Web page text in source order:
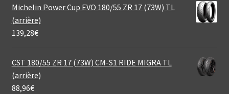
Michelin Power Cup EVO 180/55 ZR 17 (73W) TL
(arrière)
139,28€
CST 180/55 ZR 17 (73W) CM-S1 RIDE MIGRA TL
(arrière)
88,96€